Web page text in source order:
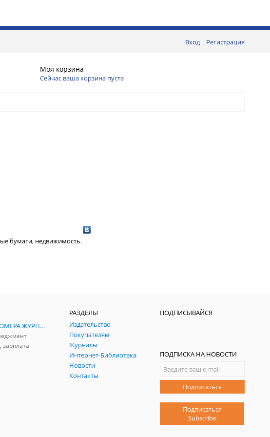
Вход| Регистрация
Моя корзина
Сейчас ваша корзина пуста
бумаги, недвижимость.
ОТДЕЛЬНЫЕ НОМЕРА ЖУРНАЛОВ
зарплата
РАЗДЕЛЫ
Издательство
Покупателям
Журналы
Интернет-Библиотека
Новости
Контакты
ПОДПИСЫВАЙСЯ
ПОДПИСКА НА НОВОСТИ
Подписаться
Подписаться
Subscribe